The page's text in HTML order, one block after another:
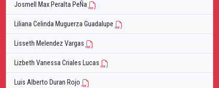
Josmell Max Peralta PeÑa
Liliana Celinda Muguerza Guadalupe
Lisseth Melendez Vargas
Lizbeth Vanessa Criales Lucas
Luis Alberto Duran Rojo